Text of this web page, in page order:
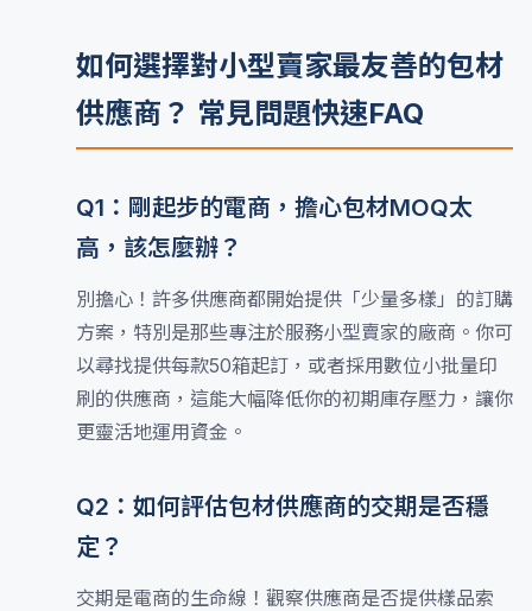
如何選擇對小型賣家最友善的包材
供應商？ 常見問題快速FAQ
Q1：剛起步的電商，擔心包材MOQ太
高，該怎麼辦？
別擔心！許多供應商都開始提供「少量多樣」的訂購
方案，特別是那些專注於服務小型賣家的廠商。你可
以尋找提供每款50箱起訂，或者採用數位小批量印
刷的供應商，這能大幅降低你的初期庫存壓力，讓你
更靈活地運用資金。
Q2：如何評估包材供應商的交期是否穩
定？
交期是電商的生命線！觀察供應商是否提供樣品索